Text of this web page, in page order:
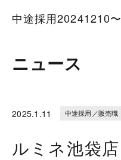
中途採用20241210〜
ニュース
2025.1.11 中途採用／販売職
ルミネ池袋店